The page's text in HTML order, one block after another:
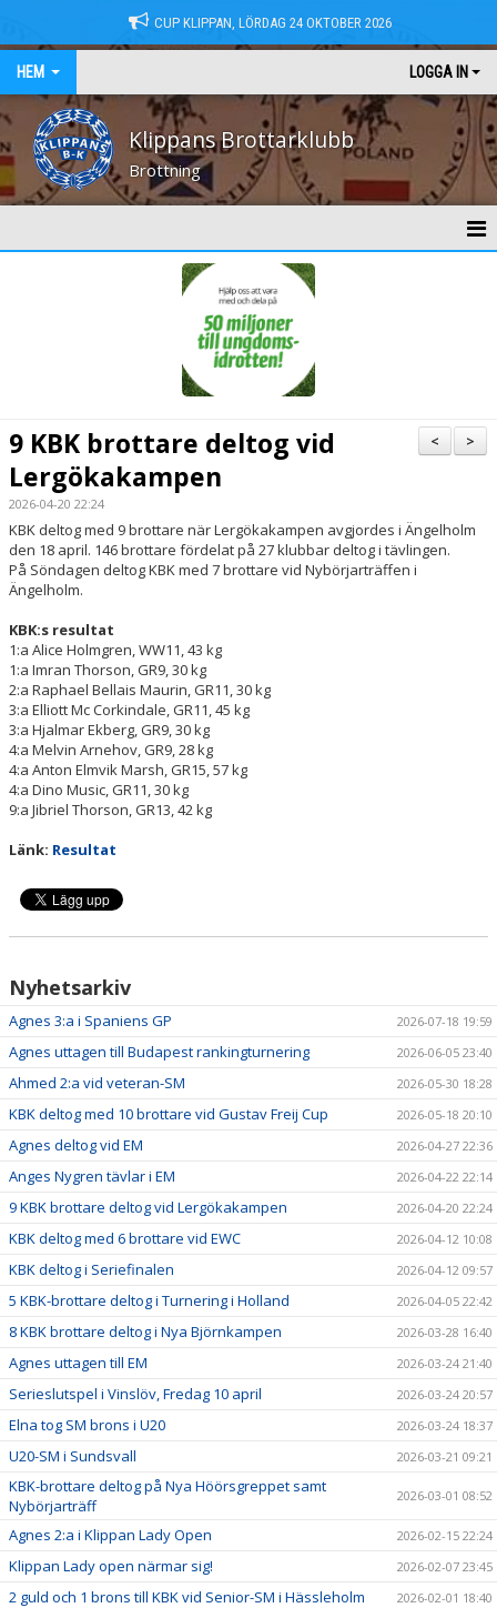
CUP KLIPPAN, LÖRDAG 24 OKTOBER 2026
HEM LOGGA IN
Klippans Brottarklubb
Brottning
TRÄNINGSTIDER
TÄVLINGSPROGRAM
TÄVLINGSRESULTAT
KLIPPAN LADY OPEN
UNGDOMS-SM 2023
LILLA CUP KLIPPAN
BILBINGO
ÅBY-MARKNAD
BROTTNINGSGYMNASIUM
DOKUMENT
STÖD KBK
LÄNKAR
KLUBBKLÄDER
SERIEBROTTNING
>
<
9 KBK brottare deltog vid
Lergökakampen
2026-04-20 22:24
KBK deltog med 9 brottare när Lergökakampen avgjordes i Ängelholm
den 18 april. 146 brottare fördelat på 27 klubbar deltog i tävlingen.
På Söndagen deltog KBK med 7 brottare vid Nybörjarträffen i
Ängelholm.
KBK:s resultat
1:a Alice Holmgren, WW11, 43 kg
1:a Imran Thorson, GR9, 30 kg
2:a Raphael Bellais Maurin, GR11, 30 kg
3:a Elliott Mc Corkindale, GR11, 45 kg
3:a Hjalmar Ekberg, GR9, 30 kg
4:a Melvin Arnehov, GR9, 28 kg
4:a Anton Elmvik Marsh, GR15, 57 kg
4:a Dino Music, GR11, 30 kg
9:a Jibriel Thorson, GR13, 42 kg
Länk: Resultat
Nyhetsarkiv
Agnes 3:a i Spaniens GP 2026-07-18 19:59
Agnes uttagen till Budapest rankingturnering 2026-06-05 23:40
Ahmed 2:a vid veteran-SM 2026-05-30 18:28
KBK deltog med 10 brottare vid Gustav Freij Cup 2026-05-18 20:10
Agnes deltog vid EM 2026-04-27 22:36
Anges Nygren tävlar i EM 2026-04-22 22:14
9 KBK brottare deltog vid Lergökakampen 2026-04-20 22:24
KBK deltog med 6 brottare vid EWC 2026-04-12 10:08
KBK deltog i Seriefinalen 2026-04-12 09:57
5 KBK-brottare deltog i Turnering i Holland 2026-04-05 22:42
8 KBK brottare deltog i Nya Björnkampen 2026-03-28 16:40
Agnes uttagen till EM 2026-03-24 21:40
Serieslutspel i Vinslöv, Fredag 10 april 2026-03-24 20:57
Elna tog SM brons i U20 2026-03-24 18:37
U20-SM i Sundsvall 2026-03-21 09:21
KBK-brottare deltog på Nya Höörsgreppet samt
Nybörjarträff
2026-03-01 08:52
Agnes 2:a i Klippan Lady Open 2026-02-15 22:24
Klippan Lady open närmar sig! 2026-02-07 23:45
2 guld och 1 brons till KBK vid Senior-SM i Hässleholm 2026-02-01 18:40